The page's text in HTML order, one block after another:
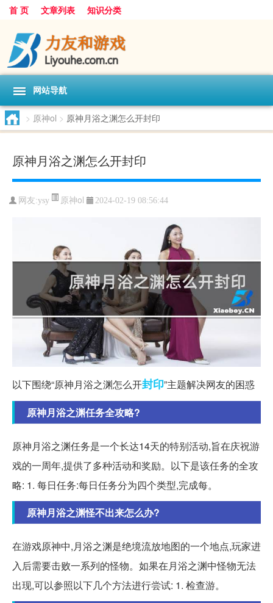
首 页 文章列表 知识分类
网站导航
> 原神ol > 原神月浴之渊怎么开封印
原神月浴之渊怎么开封印
网友:ysy 原神ol 2024-02-19 08:56:44
以下围绕“原神月浴之渊怎么开封印”主题解决网友的困惑
原神月浴之渊任务全攻略?
原神月浴之渊任务是一个长达14天的特别活动,旨在庆祝游
戏的一周年,提供了多种活动和奖励。以下是该任务的全攻
略: 1. 每日任务:每日任务分为四个类型,完成每。
原神月浴之渊怪不出来怎么办?
在游戏原神中,月浴之渊是绝境流放地图的一个地点,玩家进
入后需要击败一系列的怪物。如果在月浴之渊中怪物无法
出现,可以参照以下几个方法进行尝试: 1. 检查游。